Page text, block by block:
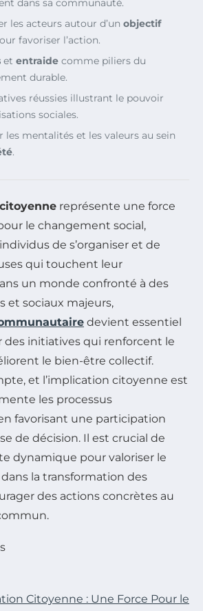
dans sa communauté.
les acteurs autour d’un objectif
favoriser l’action.
et entraide comme piliers du
durable.
réussies illustrant le pouvoir
sociales.
les mentalités et les valeurs au sein
.
représente une force
le changement social,
de s’organiser et de
qui touchent leur
un monde confronté à des
et sociaux majeurs,
devient essentiel
des initiatives qui renforcent le
le bien-être collectif.
et l’implication citoyenne est
les processus
favorisant une participation
de décision. Il est crucial de
dynamique pour valoriser le
la transformation des
des actions concrètes au
Citoyenne : Une Force Pour le